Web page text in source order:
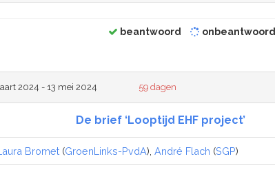
beantwoord onbeantwoord
2024 - 13 mei 2024 59 dagen
De brief ‘Looptijd EHF project’
Bromet (GroenLinks-PvdA), André Flach (SGP)